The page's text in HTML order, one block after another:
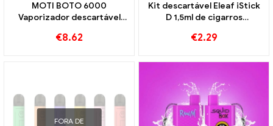
MOTI BOTO 6000
Vaporizador descartável
€8.62
Kit descartável Eleaf iStick
D 1,5ml de cigarros
atacado丨Personalizado
€2.29
FORA DE